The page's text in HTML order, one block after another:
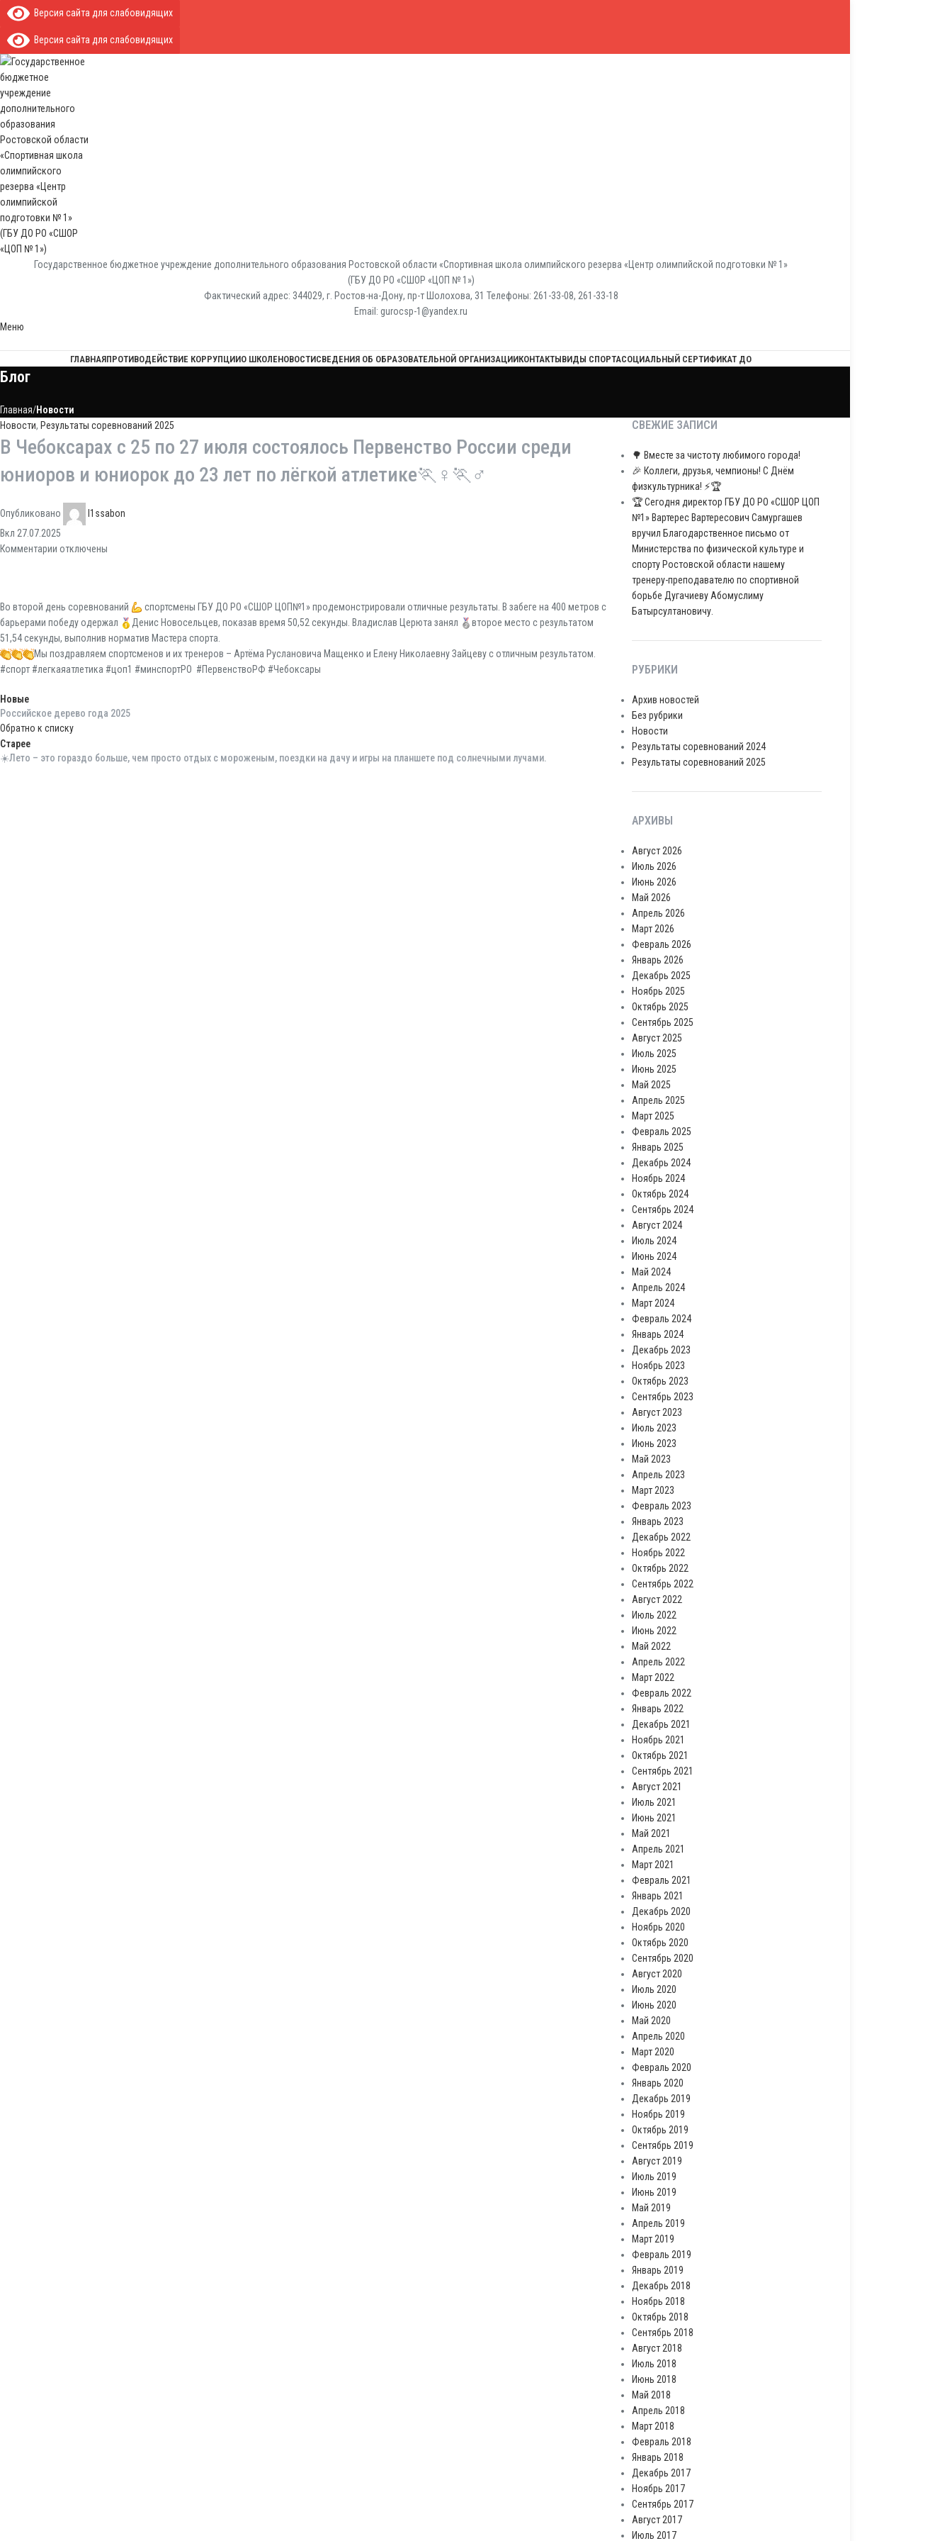
Версия сайта для слабовидящих
Версия сайта для слабовидящих
Государственное бюджетное учреждение дополнительного образования Ростовской области «Спортивная школа олимпийского резерва «Центр олимпийской подготовки № 1»
(ГБУ ДО РО «СШОР «ЦОП № 1»)
Фактический адрес: 344029, г. Ростов-на-Дону, пр-т Шолохова, 31 Телефоны: 261-33-08, 261-33-18
Email: gurocsp-1@yandex.ru
Меню
ГЛАВНАЯПРОТИВОДЕЙСТВИЕ КОРРУПЦИИО ШКОЛЕНОВОСТИСВЕДЕНИЯ ОБ ОБРАЗОВАТЕЛЬНОЙ ОРГАНИЗАЦИИКОНТАКТЫВИДЫ СПОРТАСОЦИАЛЬНЫЙ СЕРТИФИКАТ ДО
Блог
Главная Новости
Новости, Результаты соревнований 2025
В Чебоксарах с 25 по 27 июля состоялось Первенство России среди
юниоров и юниорок до 23 лет по лёгкой атлетике🏃♀🏃♂
Опубликовано
l1ssabon
Вкл 27.07.2025
Комментарии отключены
Во второй день соревнований
спортсмены ГБУ ДО РО «СШОР ЦОП№1» продемонстрировали отличные результаты. В забеге на 400 метров с
барьерами победу одержал
Денис Новосельцев, показав время 50,52 секунды. Владислав Церюта занял
второе место с результатом
51,54 секунды, выполнив норматив Мастера спорта.
Мы поздравляем спортсменов и их тренеров – Артёма Руслановича Мащенко и Елену Николаевну Зайцеву с отличным результатом.
#спорт #легкаяатлетика #цоп1 #минспортРО #ПервенствоРФ #Чебоксары
Новые
Российское дерево года 2025
Обратно к списку
Старее
☀️Лето – это гораздо больше, чем просто отдых с мороженым, поездки на дачу и игры на планшете под солнечными лучами.
СВЕЖИЕ ЗАПИСИ
🌳 Вместе за чистоту любимого города!
🎉 Коллеги, друзья, чемпионы! С Днём
физкультурника! ⚡️🏆
🏆 Сегодня директор ГБУ ДО РО «СШОР ЦОП
№1» Вартерес Вартересович Самургашев
вручил Благодарственное письмо от
Министерства по физической культуре и
спорту Ростовской области нашему
тренеру-преподавателю по спортивной
борьбе Дугачиеву Абомуслиму
Батырсултановичу.
РУБРИКИ
Архив новостей
Без рубрики
Новости
Результаты соревнований 2024
Результаты соревнований 2025
АРХИВЫ
Август 2026
Июль 2026
Июнь 2026
Май 2026
Апрель 2026
Март 2026
Февраль 2026
Январь 2026
Декабрь 2025
Ноябрь 2025
Октябрь 2025
Сентябрь 2025
Август 2025
Июль 2025
Июнь 2025
Май 2025
Апрель 2025
Март 2025
Февраль 2025
Январь 2025
Декабрь 2024
Ноябрь 2024
Октябрь 2024
Сентябрь 2024
Август 2024
Июль 2024
Июнь 2024
Май 2024
Апрель 2024
Март 2024
Февраль 2024
Январь 2024
Декабрь 2023
Ноябрь 2023
Октябрь 2023
Сентябрь 2023
Август 2023
Июль 2023
Июнь 2023
Май 2023
Апрель 2023
Март 2023
Февраль 2023
Январь 2023
Декабрь 2022
Ноябрь 2022
Октябрь 2022
Сентябрь 2022
Август 2022
Июль 2022
Июнь 2022
Май 2022
Апрель 2022
Март 2022
Февраль 2022
Январь 2022
Декабрь 2021
Ноябрь 2021
Октябрь 2021
Сентябрь 2021
Август 2021
Июль 2021
Июнь 2021
Май 2021
Апрель 2021
Март 2021
Февраль 2021
Январь 2021
Декабрь 2020
Ноябрь 2020
Октябрь 2020
Сентябрь 2020
Август 2020
Июль 2020
Июнь 2020
Май 2020
Апрель 2020
Март 2020
Февраль 2020
Январь 2020
Декабрь 2019
Ноябрь 2019
Октябрь 2019
Сентябрь 2019
Август 2019
Июль 2019
Июнь 2019
Май 2019
Апрель 2019
Март 2019
Февраль 2019
Январь 2019
Декабрь 2018
Ноябрь 2018
Октябрь 2018
Сентябрь 2018
Август 2018
Июль 2018
Июнь 2018
Май 2018
Апрель 2018
Март 2018
Февраль 2018
Январь 2018
Декабрь 2017
Ноябрь 2017
Сентябрь 2017
Август 2017
Июль 2017